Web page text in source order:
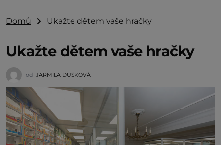
Domů Ukažte dětem vaše hračky
Ukažte dětem vaše hračky
od JARMILA DUŠKOVÁ